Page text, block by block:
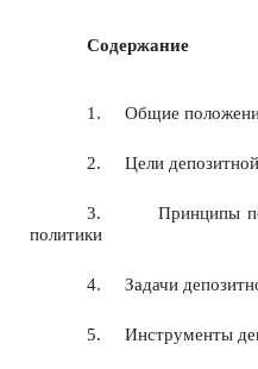
Содержание
1. Общие
2. Цели
3.
Принципы
политики
4. Задачи
5. Инструменты